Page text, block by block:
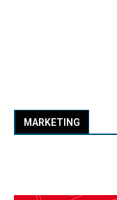
MARKETING